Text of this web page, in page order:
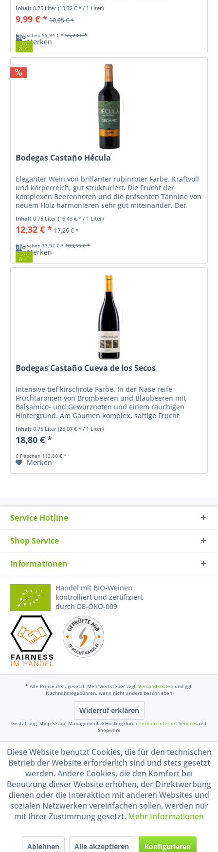
Bio
Inhalt0.75 Liter(13,32 € * / 1 Liter)
9,99 € * 10,95 € *
6 Flaschen 59,94 € * 65,70 € *
Merken
Bio
Bodegas Castaño Hécula
Eleganter Wein von brillanter rubinroter Farbe. Kraftvoll
und körperreich, gut strukturiert. Die Frucht der
komplexen Beerennoten und die präsenten Tannine von
neuem Holz harmonieren sehr gut miteinander. Der
Inhalt0.75 Liter(16,43 € * / 1 Liter)
12,32 € * 17,26 € *
6 Flaschen 73,92 € * 103,56 € *
Merken
Bodegas Castaño Cueva de los Secos
Intensive tief kirschrote Farbe. In der Nase reife
Fruchtaromen von Brombeeren und Blaubeeren mit
Balsamico- und Gewürznoten und einem rauchigen
Hintergrund. Am Gaumen komplex, saftige Frucht
gepaart mit süßem und elegantem Tannin....
Inhalt0.75 Liter(25,07 € * / 1 Liter)
18,80 € *
6 Flaschen 112,80 € *
Merken
Service Hotline
Shop Service
Informationen
Handel mit BIO-Weinen
kontrolliert und zertifiziert
durch DE-ÖKO-009
* Alle Preise inkl. gesetzl. Mehrwertsteuer zzgl. Versandkosten und ggf.
Nachnahmegebühren, wenn nicht anders beschrieben
Widerruf erklären
Gestaltung, Shop-Setup, Management & Hosting durch Ternum Internet Services mit
Shopware
Diese Website benutzt Cookies, die für den technischen
Betrieb der Website erforderlich sind und stets gesetzt
werden. Andere Cookies, die den Komfort bei
Benutzung dieser Website erhöhen, der Direktwerbung
dienen oder die Interaktion mit anderen Websites und
sozialen Netzwerken vereinfachen sollen, werden nur
mit Ihrer Zustimmung gesetzt. Mehr Informationen
Ablehnen Alle akzeptieren Konfigurieren